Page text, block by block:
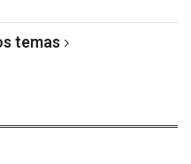
temas